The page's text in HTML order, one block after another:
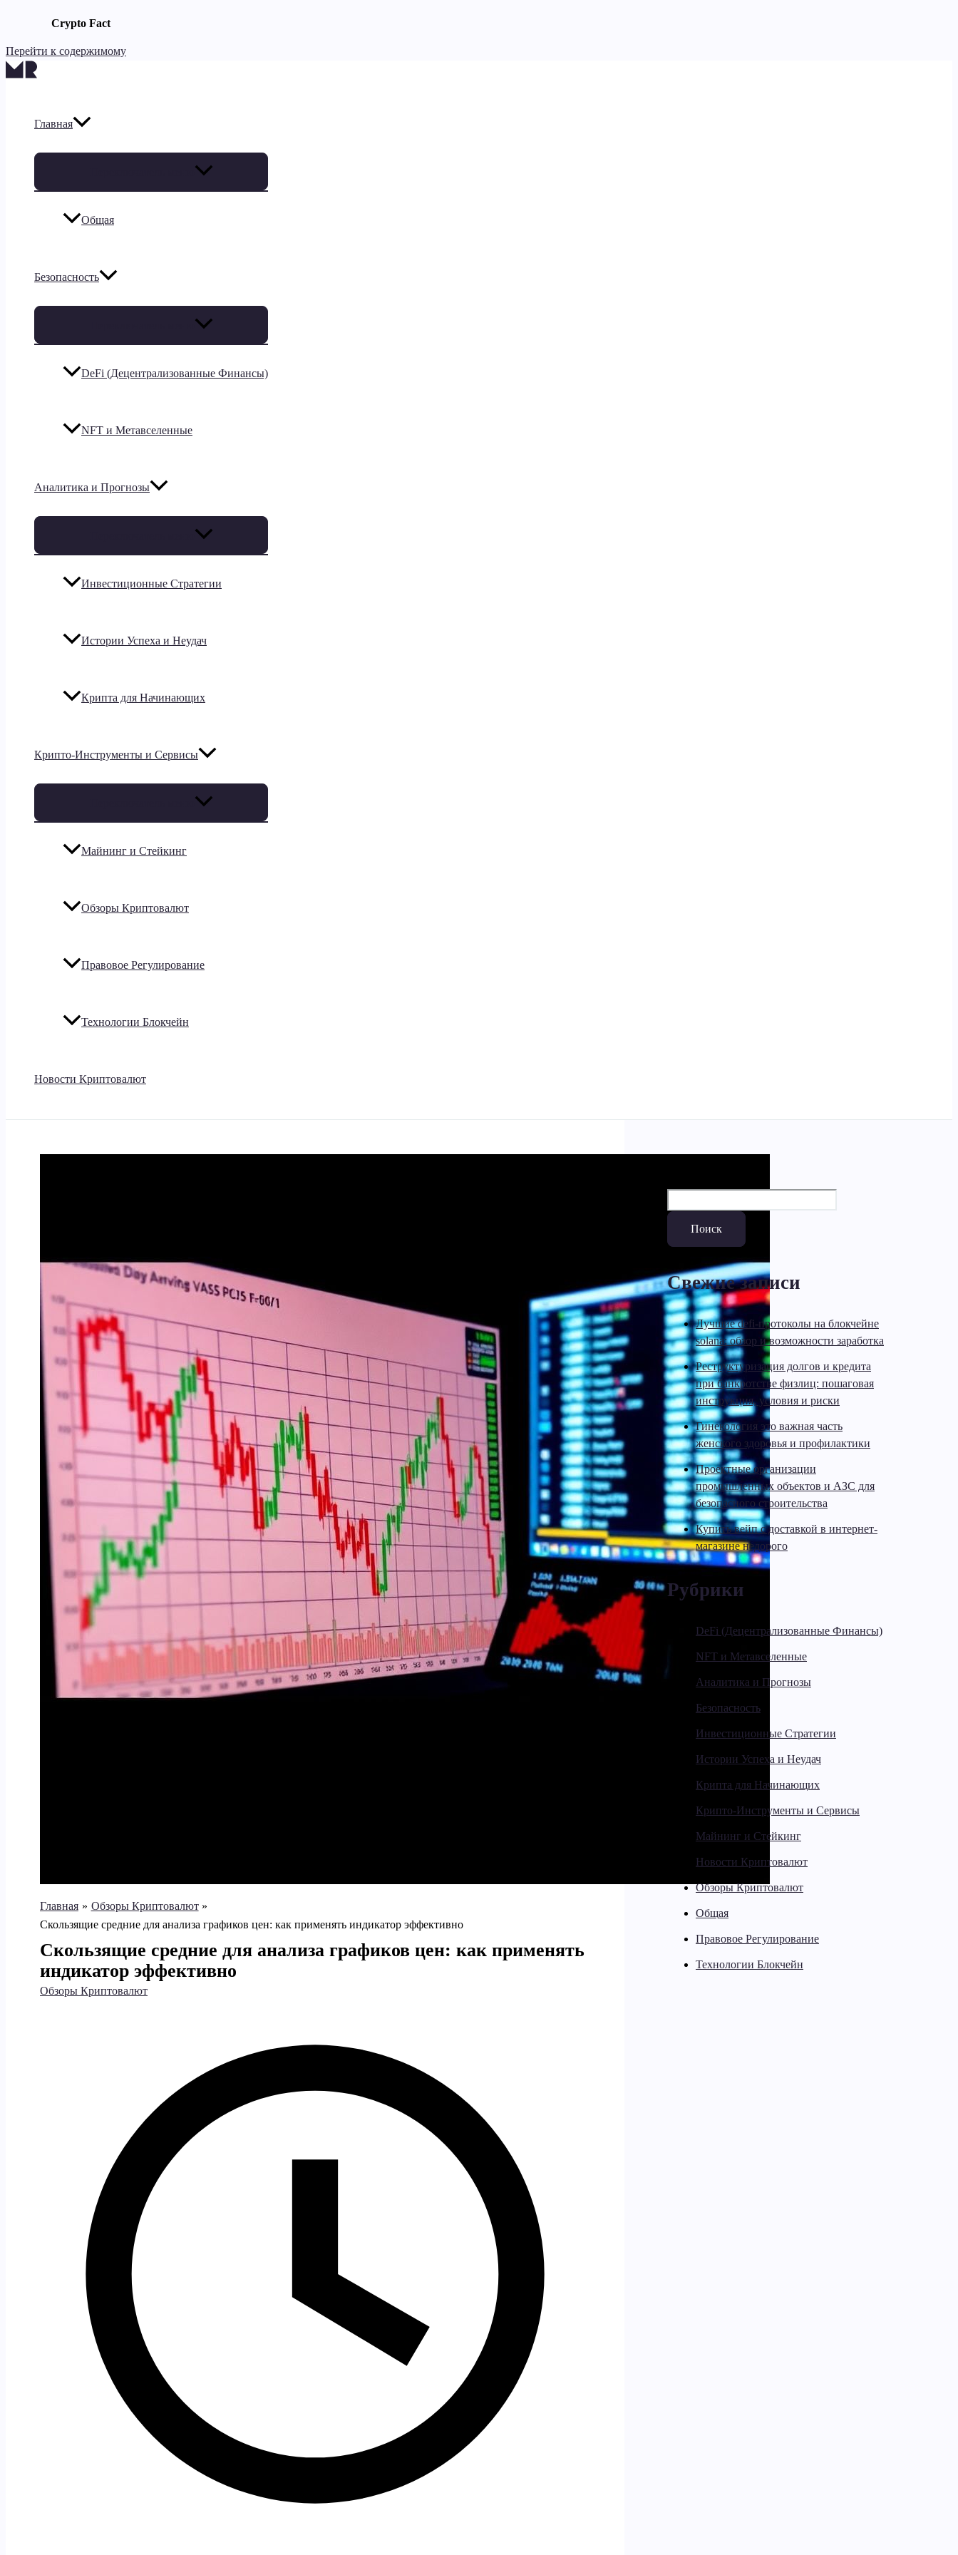
Crypto Fact
Перейти к содержимому
Главная
Общая
Безопасность
DeFi (Децентрализованные Финансы)
NFT и Метавселенные
Аналитика и Прогнозы
Инвестиционные Стратегии
Истории Успеха и Неудач
Крипта для Начинающих
Крипто-Инструменты и Сервисы
Майнинг и Стейкинг
Обзоры Криптовалют
Правовое Регулирование
Технологии Блокчейн
Новости Криптовалют
Главная
Обзоры Криптовалют
Скользящие средние для анализа графиков цен: как применять индикатор эффективно
Скользящие средние для анализа графиков цен: как применять
индикатор эффективно
Обзоры Криптовалют
Поиск
Свежие записи
Лучшие defi-протоколы на блокчейне
solana: обзор и возможности заработка
Реструктуризация долгов и кредита
при банкротстве физлиц: пошаговая
инструкция, условия и риски
Гинекология это важная часть
женского здоровья и профилактики
Проектные организации
промышленных объектов и АЗС для
безопасного строительства
Купить вейп с доставкой в интернет-
магазине недорого
Рубрики
DeFi (Децентрализованные Финансы)
NFT и Метавселенные
Аналитика и Прогнозы
Безопасность
Инвестиционные Стратегии
Истории Успеха и Неудач
Крипта для Начинающих
Крипто-Инструменты и Сервисы
Майнинг и Стейкинг
Новости Криптовалют
Обзоры Криптовалют
Общая
Правовое Регулирование
Технологии Блокчейн